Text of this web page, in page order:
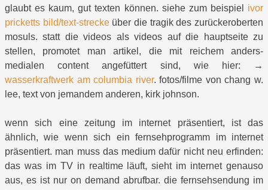
glaubt es kaum, gut texten können. siehe zum beispiel ivor
pricketts bild/text-streckeüber die tragik des zurückeroberten
mosuls. statt die videos als videos auf die hauptseite zu
stellen, promotet man artikel, die mit reichem anders-
medialen content angefüttert sind, wie hier: →
wasserkraftwerk am columbia river. fotos/filme von chang w.
lee, text von jemandem anderen, kirk johnson.
wenn sich eine zeitung im internet präsentiert, ist das
ähnlich, wie wenn sich ein fernsehprogramm im internet
präsentiert. man muss das medium dafür nicht neu erfinden:
das was im TV in realtime läuft, sieht im internet genauso
aus, es ist nur on demand abrufbar. die fernsehsendung im